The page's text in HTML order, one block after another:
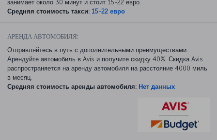
занимает около 30 минут и стоит 15-22 евро.
Средняя стоимость такси: 15-22 евро
АРЕНДА АВТОМОБИЛЯ:
Отправляйтесь в путь с дополнительными преимуществами.
Арендуйте автомобиль в Avis и получите скидку 40%. Скидка Avis
распространяется на аренду автомобиля на расстояние 4000 миль
в месяц.
Средняя стоимость аренды автомобиля: Нет данных